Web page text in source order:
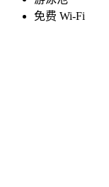
免费 Wi-Fi